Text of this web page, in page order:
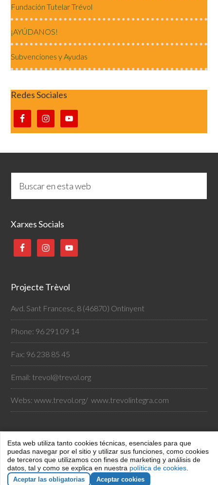
Fundación Tutelar Trévol
¡AYÚDANOS!
Subvenciones y Ayudas
Redes Sociales
Xarxes Socials
Projecte Trèvol
Avd. Sant Francesc, 8 (46870) Ontinyent
Phone: 96 291 09 14
Fax: 96 238 85 45
Email: trevol@trevol.org
Webs:www.trevol.org/ www.trevolintegra.com
Copyright © 2026 ·Genesis Sample ThemeenGenesis
Framework·WordPress·Acceder
Esta web utiliza tanto cookies técnicas, esenciales para que
puedas navegar por el sitio y utilizar sus funciones, como cookies
de terceros que utilizamos con fines de marketing y análisis de
datos, tal y como se explica en nuestra política de cookies
Aceptar las obligatorias Aceptar cookies